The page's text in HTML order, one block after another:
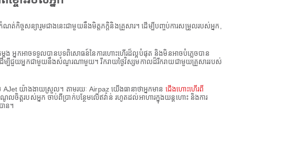
ចសន្យារួមជាងនេះជាមួយនឹងមិត្តភក្តិនិងគ្រួសារ។ ដើម្បីបញ្ចប់ការសម្រួលរបស់អ្នក,
អ្នកអាចទទួលបានបទពិសោធន៍នៃការហោះហើរដ៏ល្អបំផុត និងមិនអាចបំភ្លេចបាន
ើម្បីជួយអ្នកជាមួយនឹងសំណួរណាមួយ។ រីករាយថ្ងៃវិស្សមកាលដ៏រីករាយជាមួយគ្រួសាររបស់
យ៉ាងងាយស្រួល។ តាមរយៈ Airpaz យើងធានាថាអ្នកមាន ជើងហោះហើរពី
លចិត្តរបស់អ្នក ចាប់ពីប្រាក់បន្ថែមលើឥវ៉ាន់ រហូតដល់អាហារក្នុងយន្តហោះ និងការ
ាន។